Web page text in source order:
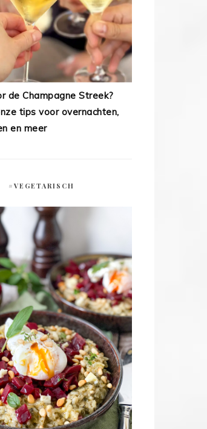
de Champagne Streek?
tips voor overnachten,
en meer
#VEGETARISCH